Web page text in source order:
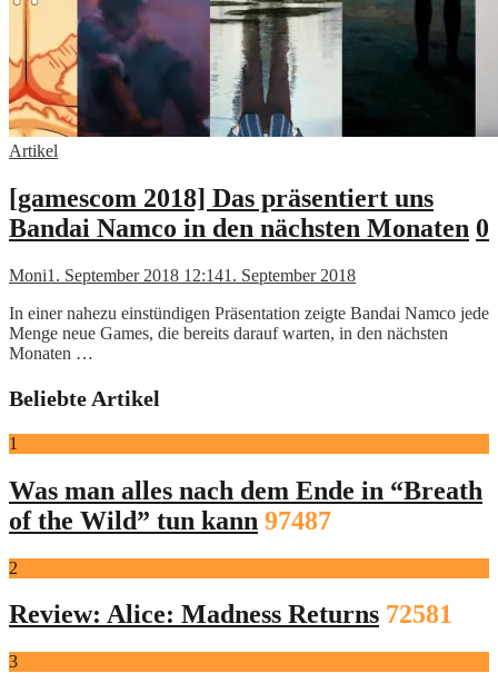
Artikel
[gamescom 2018] Das präsentiert uns
Bandai Namco in den nächsten Monaten 0
Moni1. September 2018 12:141. September 2018
In einer nahezu einstündigen Präsentation zeigte Bandai Namco jede
Menge neue Games, die bereits darauf warten, in den nächsten
Monaten …
Beliebte Artikel
1
Was man alles nach dem Ende in “Breath
of the Wild” tun kann 97487
2
Review: Alice: Madness Returns 72581
3